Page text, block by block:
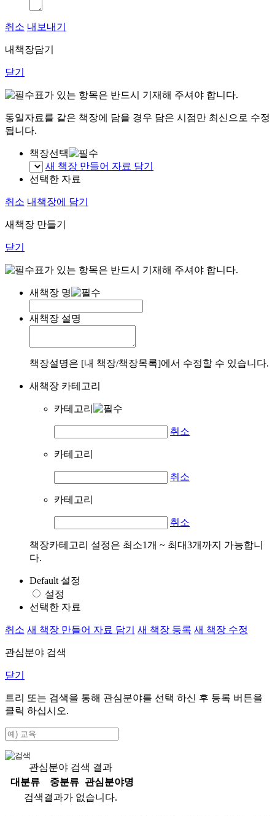
취소 내보내기
내책장담기
닫기
표가 있는 항목은 반드시 기재해 주셔야 합니다.
동일자료를 같은 책장에 담을 경우 담은 시점만 최신으로 수정
됩니다.
책장선택
새 책장 만들어 자료 담기
선택한 자료
취소 내책장에 담기
새책장 만들기
닫기
표가 있는 항목은 반드시 기재해 주셔야 합니다.
새책장 명
새책장 설명
책장설명은 [내 책장/책장목록]에서 수정할 수 있습니다.
새책장 카테고리
카테고리
취소
카테고리
취소
카테고리
취소
책장카테고리 설정은 최소1개 ~ 최대3개까지 가능합니
다.
Default 설정
설정
선택한 자료
취소 새 책장 만들어 자료 담기 새 책장 등록 새 책장 수정
관심분야 검색
닫기
트리 또는 검색을 통해 관심분야를 선택 하신 후 등록 버튼을
클릭 하십시오.
관심분야 검색 결과
대분류
중분류
관심분야명
검색결과가 없습니다.